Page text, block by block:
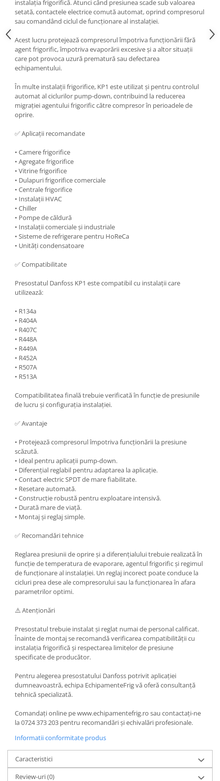
instalația frigorifică. Atunci când presiunea scade sub valoarea
setată, contactele electrice comută automat, oprind compresorul
sau comandând ciclul de funcționare al instalației.
Acest lucru protejează compresorul împotriva funcționării fără
agent frigorific, împotriva evaporării excesive și a altor situații
care pot provoca uzură prematură sau defectarea
echipamentului.
În multe instalații frigorifice, KP1 este utilizat și pentru controlul
automat al ciclurilor pump-down, contribuind la reducerea
migrației agentului frigorific către compresor în perioadele de
oprire.
✅ Aplicații recomandate
• Camere frigorifice
• Agregate frigorifice
• Vitrine frigorifice
• Dulapuri frigorifice comerciale
• Centrale frigorifice
• Instalații HVAC
• Chiller
• Pompe de căldură
• Instalații comerciale și industriale
• Sisteme de refrigerare pentru HoReCa
• Unități condensatoare
✅ Compatibilitate
Presostatul Danfoss KP1 este compatibil cu instalații care
utilizează:
• R134a
• R404A
• R407C
• R448A
• R449A
• R452A
• R507A
• R513A
Compatibilitatea finală trebuie verificată în funcție de presiunile
de lucru și configurația instalației.
✅ Avantaje
• Protejează compresorul împotriva funcționării la presiune
scăzută.
• Ideal pentru aplicații pump-down.
• Diferențial reglabil pentru adaptarea la aplicație.
• Contact electric SPDT de mare fiabilitate.
• Resetare automată.
• Construcție robustă pentru exploatare intensivă.
• Durată mare de viață.
• Montaj și reglaj simple.
✅ Recomandări tehnice
Reglarea presiunii de oprire și a diferențialului trebuie realizată în
funcție de temperatura de evaporare, agentul frigorific și regimul
de funcționare al instalației. Un reglaj incorect poate conduce la
cicluri prea dese ale compresorului sau la funcționarea în afara
parametrilor optimi.
⚠️ Atenționări
Presostatul trebuie instalat și reglat numai de personal calificat.
Înainte de montaj se recomandă verificarea compatibilității cu
instalația frigorifică și respectarea limitelor de presiune
specificate de producător.
Pentru alegerea presostatului Danfoss potrivit aplicației
dumneavoastră, echipa EchipamenteFrig vă oferă consultanță
tehnică specializată.
Comandați online pe www.echipamentefrig.ro sau contactați-ne
la 0724 373 203 pentru recomandări și echivalări profesionale.
Informatii conformitate produs
Caracteristici
Review-uri(0)